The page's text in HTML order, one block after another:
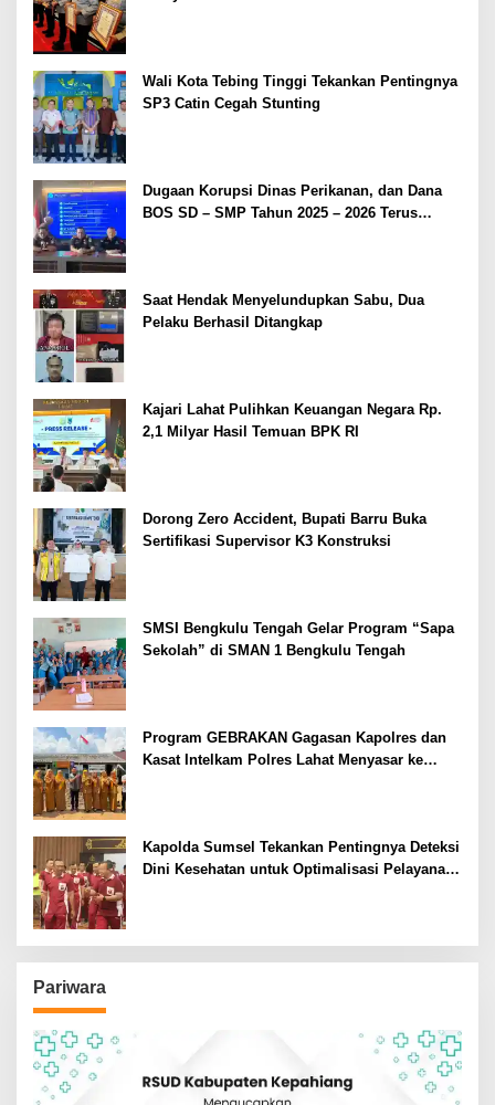
Wali Kota Tebing Tinggi Tekankan Pentingnya
SP3 Catin Cegah Stunting
Dugaan Korupsi Dinas Perikanan, dan Dana
BOS SD – SMP Tahun 2025 – 2026 Terus
Saat Hendak Menyelundupkan Sabu, Dua
Pelaku Berhasil Ditangkap
Kajari Lahat Pulihkan Keuangan Negara Rp.
2,1 Milyar Hasil Temuan BPK RI
Dorong Zero Accident, Bupati Barru Buka
Sertifikasi Supervisor K3 Konstruksi
SMSI Bengkulu Tengah Gelar Program “Sapa
Sekolah” di SMAN 1 Bengkulu Tengah
Program GEBRAKAN Gagasan Kapolres dan
Kasat Intelkam Polres Lahat Menyasar ke
Kapolda Sumsel Tekankan Pentingnya Deteksi
Dini Kesehatan untuk Optimalisasi Pelayanan
Pariwara